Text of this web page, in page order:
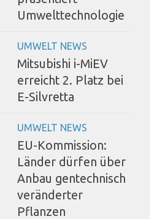
Umwelttechnologie
UMWELT NEWS
Mitsubishi i-MiEV
erreicht 2. Platz bei
E-Silvretta
UMWELT NEWS
EU-Kommission:
Länder dürfen über
Anbau gentechnisch
veränderter
Pflanzen